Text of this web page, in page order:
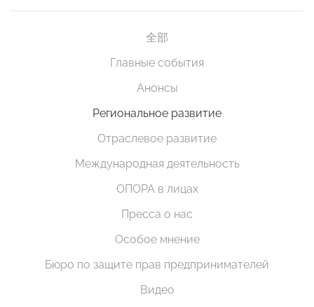
全部
Главные события
Анонсы
Региональное развитие
Отраслевое развитие
Международная деятельность
ОПОРА в лицах
Пресса о нас
Особое мнение
Бюро по защите прав предпринимателей
Видео